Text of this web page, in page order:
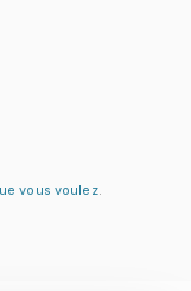
vous voulez.